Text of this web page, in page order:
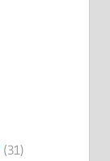
(31)